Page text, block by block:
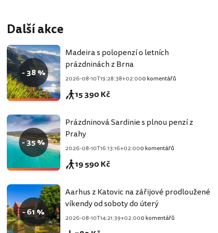
Další akce
- 38 %
Madeira s polopenzí o letních
prázdninách z Brna
2026-08-10T19:28:38+02:000 komentářů
15 390 Kč
- 35 %
Prázdninová Sardinie s plnou penzí z
Prahy
2026-08-10T16:13:16+02:000 komentářů
19 590 Kč
- 61 %
Aarhus z Katovic na zářijové prodloužené
víkendy od soboty do úterý
2026-08-10T14:21:39+02:000 komentářů